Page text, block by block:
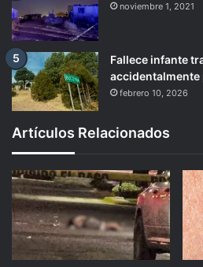
noviembre 1, 2021
Fallece infante
accidentalmente
febrero 10, 2026
Artículos Relacionados